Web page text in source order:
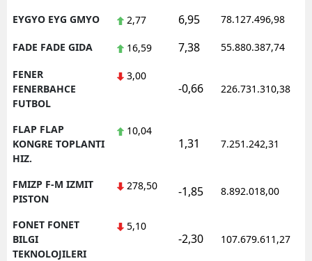
EYGYO EYG GMYO 2,77 6,95 78.127.496,98
FADE FADE GIDA 16,59 7,38 55.880.387,74
FENER
FENERBAHCE
FUTBOL
3,00
-0,66 226.731.310,38
FLAP FLAP
KONGRE TOPLANTI
HIZ.
10,04
1,31 7.251.242,31
FMIZP F-M IZMIT
PISTON
278,50 -1,85 8.892.018,00
FONET FONET
BILGI
TEKNOLOJILERI
5,10
-2,30 107.679.611,27